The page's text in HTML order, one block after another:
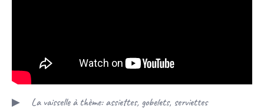
La vaisselle à thème: assiettes, gobelets, serviettes